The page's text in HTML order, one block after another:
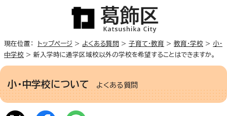
現在位置： トップページ > よくある質問 > 子育て・教育 > 教育・学校 > 小・
中学校 > 新入学時に通学区域校以外の学校を希望することはできますか。
小・中学校について よくある質問